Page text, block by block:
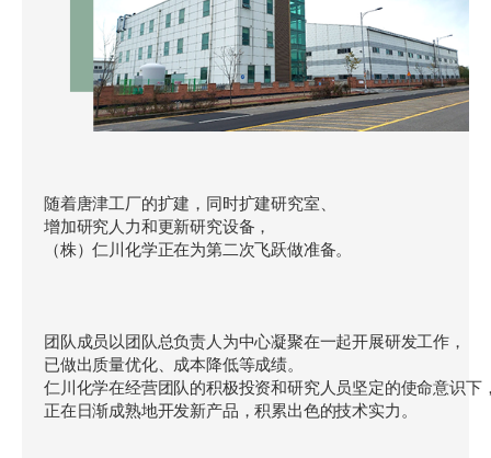
随着唐津工厂的扩建，同时扩建研究室、
增加研究人力和更新研究设备，
（株）仁川化学正在为第二次飞跃做准备。
团队成员以团队总负责人为中心凝聚在一起开展研发工作，
已做出质量优化、成本降低等成绩。
仁川化学在经营团队的积极投资和研究人员坚定的使命意识下
正在日渐成熟地开发新产品，积累出色的技术实力。